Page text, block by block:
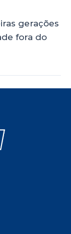
gerações
fora do